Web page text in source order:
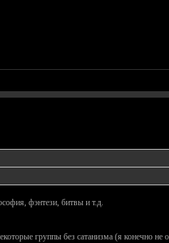
фэнтези, битвы и т.д.
группы без сатанизма (я конечно не